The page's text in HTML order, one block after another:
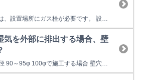
気を外部に排出する場合、壁
80φで施工する場合 壁穴径 90～95φ 100φで施工する場合 壁穴径 110～115φ ※排湿管セット（アルミ製）を使用又はステンレス製の排湿筒を使用する場合でも必要な壁穴径は同じです。 ※アルミ製及びステンレス製の排湿筒の場合。 ※壁径は機器の能力に違いはありません。